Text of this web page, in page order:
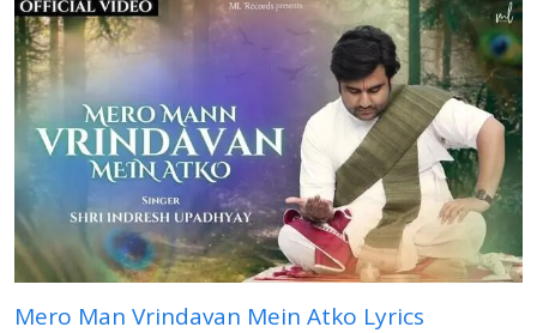
Mero Man Vrindavan Mein Atko Lyrics